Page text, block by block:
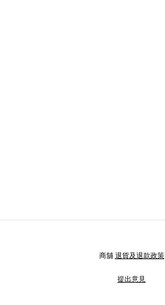
商舖 退貨及退款政策
提出意見